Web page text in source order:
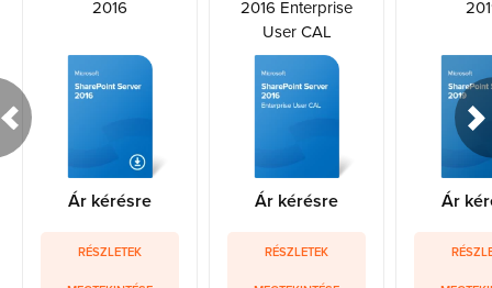
2016
Ár kérésre
RÉSZLETEK
2016 Enterprise
User CAL
Ár kérésre
RÉSZLETEK
Ár